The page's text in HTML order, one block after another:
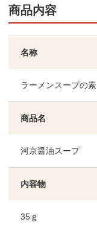
商品内容
名称
ラーメンスープの素
商品名
河京醤油スープ
内容物
35ｇ